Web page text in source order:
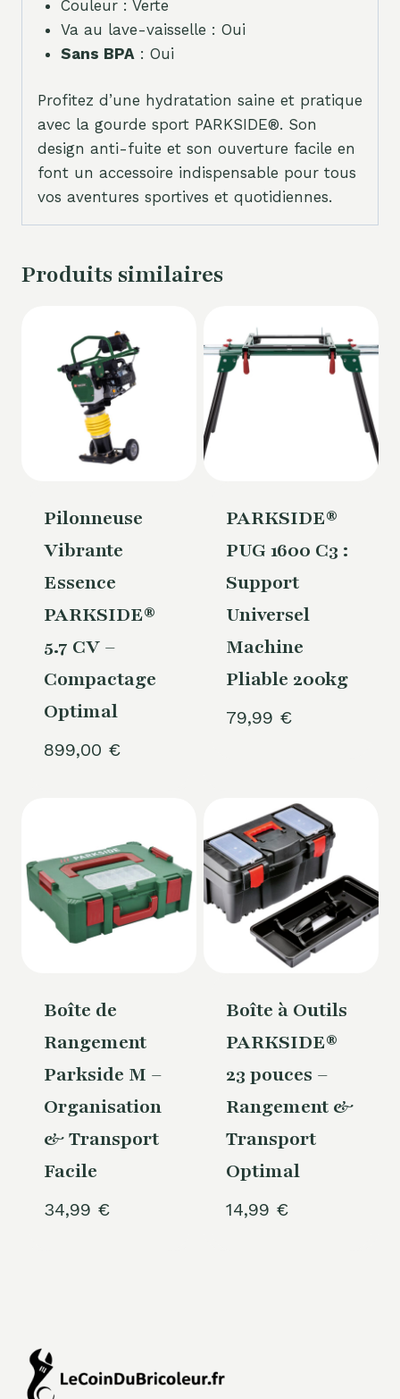
Couleur : Verte
Va au lave-vaisselle : Oui
Sans BPA : Oui
Profitez d’une hydratation saine et pratique
avec la gourde sport PARKSIDE®. Son
design anti-fuite et son ouverture facile en
font un accessoire indispensable pour tous
vos aventures sportives et quotidiennes.
Produits similaires
Pilonneuse
Vibrante
Essence
PARKSIDE®
5.7 CV –
Compactage
Optimal
899,00 €
PARKSIDE®
PUG 1600 C3 :
Support
Universel
Machine
Pliable 200kg
79,99 €
Boîte de
Rangement
Parkside M –
Organisation
& Transport
Facile
34,99 €
Boîte à Outils
PARKSIDE®
23 pouces –
Rangement &
Transport
Optimal
14,99 €